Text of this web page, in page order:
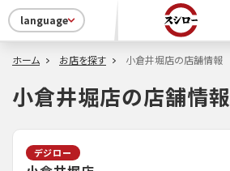
language
ホーム お店を探す 小倉井堀店の店舗情報
小倉井堀店の店舗情報
デジロー